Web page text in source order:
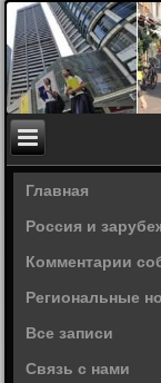
Главная
Россия и
Комментарии
Региональные
Все записи
Связь с нами